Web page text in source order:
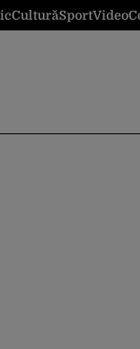
CulturăSportVideo